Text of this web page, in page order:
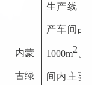
内蒙
古绿
生产线，
产车间占
1000m2 。
间内主要